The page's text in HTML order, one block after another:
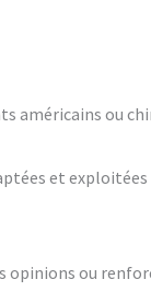
américains ou
et
opinions ou